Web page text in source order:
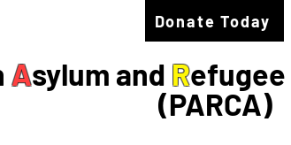
Donate Today
Asylum and Refugee
(PARCA)